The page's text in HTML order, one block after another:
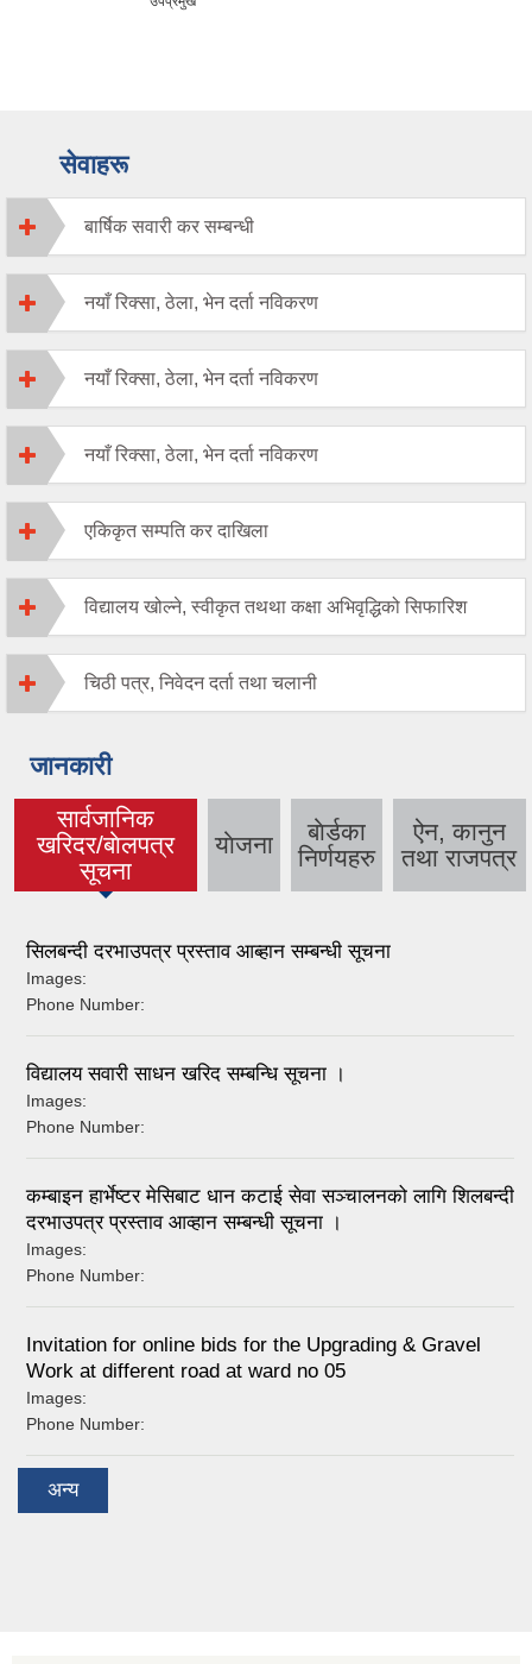
सेवाहरू
बार्षिक सवारी कर सम्बन्धी
नयाँ रिक्सा, ठेला, भेन दर्ता नविकरण
नयाँ रिक्सा, ठेला, भेन दर्ता नविकरण
नयाँ रिक्सा, ठेला, भेन दर्ता नविकरण
एकिकृत सम्पति कर दाखिला
विद्यालय खोल्ने, स्वीकृत तथथा कक्षा अभिवृद्धिको सिफारिश
चिठी पत्र, निवेदन दर्ता तथा चलानी
जानकारी
सार्वजानिक
खरिदर/बाेलपत्र
सूचना
(active tab) याेजना
बाेर्डका
निर्णयहरु
ऐन, कानुन
तथा राजपत्र
सिलबन्दी दरभाउपत्र प्रस्ताव आब्हान सम्बन्धी सूचना
Images:
Phone Number:
विद्यालय सवारी साधन खरिद सम्बन्धि सूचना ।
Images:
Phone Number:
कम्बाइन हार्भेष्टर मेसिबाट धान कटाई सेवा सञ्चालनको लागि शिलबन्दी
दरभाउपत्र प्रस्ताव आव्हान सम्बन्धी सूचना ।
Images:
Phone Number:
Invitation for online bids for the Upgrading & Gravel
Work at different road at ward no 05
Images:
Phone Number:
अन्य